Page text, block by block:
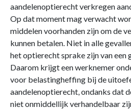
aandelenoptierecht verkregen
Op dat moment mag verwacht
middelen voorhanden zijn om de
kunnen betalen. Niet in alle
het optierecht sprake zijn van een
Daarom krijgt een werknemer
voor belastingheffing bij de
aandelenoptierecht, ondanks dat
niet onmiddellijk verhandelbaar